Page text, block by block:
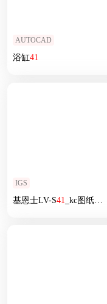
AUTOCAD
浴缸41
IGS
基恩士LV-S41 _kc图纸模型